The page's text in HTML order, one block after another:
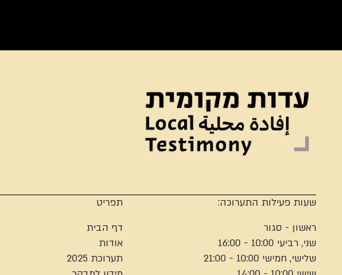
שעות פעילות התערוכה:
ראשון - סגור
שני, רביעי 10:00 - 16:00
שלישי, חמישי 10:00 - 21:00
תפריט
דף הבית
אודות
תערוכת 2025